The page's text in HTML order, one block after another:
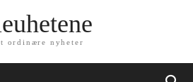
ordinære nyheter